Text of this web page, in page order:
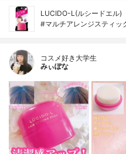
LUCIDO-L(ルシードエル)
#マルチアレンジスティッ
コスメ好き大学生
みぃぽな